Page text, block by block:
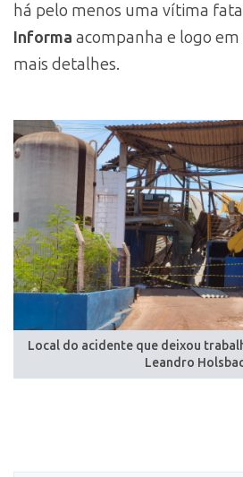
há pelo menos uma vítima
Informa acompanha e logo
mais detalhes.
Local do acidente que deixou
Leandro